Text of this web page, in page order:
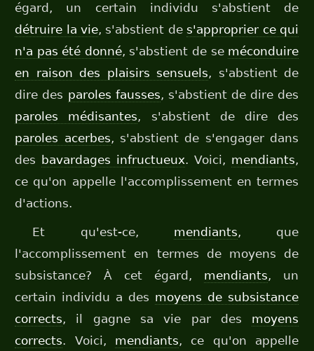
égard, un certain individu s'abstient de
détruire la vie, s'abstient de s'approprier ce qui
n'a pas été donné, s'abstient de se méconduire
en raison des plaisirs sensuels, s'abstient de
dire des paroles fausses, s'abstient de dire des
paroles médisantes, s'abstient de dire des
paroles acerbes, s'abstient de s'engager dans
des bavardages infructueux. Voici, mendiants,
ce qu'on appelle l'accomplissement en termes
d'actions.
Et qu'est-ce, mendiants, que
l'accomplissement en termes de moyens de
subsistance? À cet égard, mendiants, un
certain individu a des moyens de subsistance
corrects, il gagne sa vie par des moyens
corrects. Voici, mendiants, ce qu'on appelle